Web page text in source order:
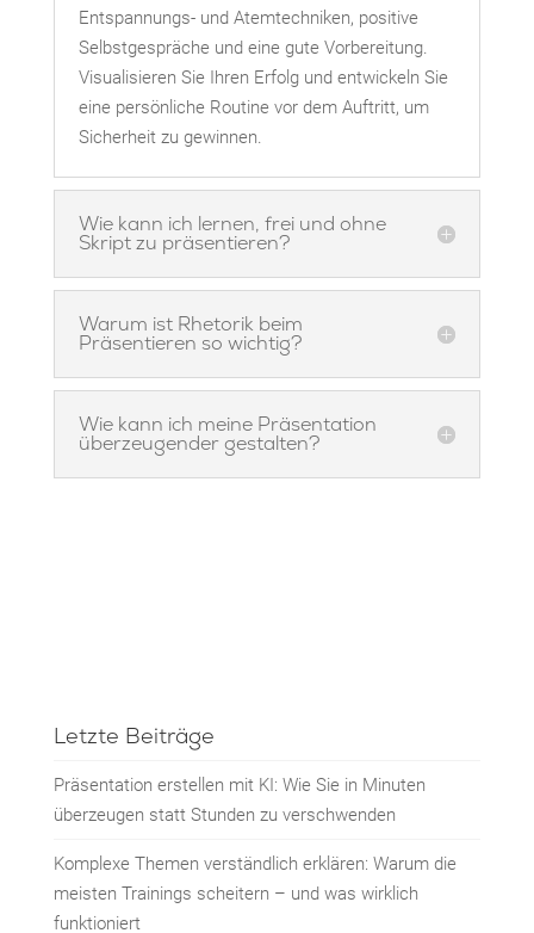
Entspannungs- und Atemtechniken, positive
Selbstgespräche und eine gute Vorbereitung.
Visualisieren Sie Ihren Erfolg und entwickeln Sie
eine persönliche Routine vor dem Auftritt, um
Sicherheit zu gewinnen.
Wie kann ich lernen, frei und ohne
Skript zu präsentieren?
Warum ist Rhetorik beim
Präsentieren so wichtig?
Wie kann ich meine Präsentation
überzeugender gestalten?
Letzte Beiträge
Präsentation erstellen mit KI: Wie Sie in Minuten
überzeugen statt Stunden zu verschwenden
Komplexe Themen verständlich erklären: Warum die
meisten Trainings scheitern – und was wirklich
funktioniert